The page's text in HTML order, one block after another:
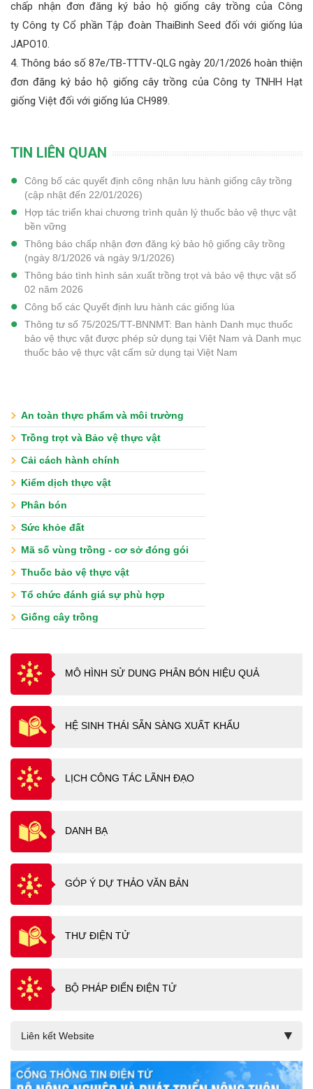
chấp nhận đơn đăng ký bảo hộ giống cây trồng của Công
ty Công ty Cổ phần Tập đoàn ThaiBinh Seed đối với giống lúa
JAPO10.
4. Thông báo số 87e/TB-TTTV-QLG ngày 20/1/2026 hoàn thiện
đơn đăng ký bảo hộ giống cây trồng của Công ty TNHH Hạt
giống Việt đối với giống lúa CH989.
TIN LIÊN QUAN
Công bố các quyết định công nhận lưu hành giống cây trồng
(cập nhật đến 22/01/2026)
Hợp tác triển khai chương trình quản lý thuốc bảo vệ thực vật
bền vững
Thông báo chấp nhận đơn đăng ký bảo hộ giống cây trồng
(ngày 8/1/2026 và ngày 9/1/2026)
Thông báo tình hình sản xuất trồng trọt và bảo vệ thực vật số
02 năm 2026
Công bố các Quyết định lưu hành các giống lúa
Thông tư số 75/2025/TT-BNNMT: Ban hành Danh mục thuốc
bảo vệ thực vật được phép sử dụng tại Việt Nam và Danh mục
thuốc bảo vệ thực vật cấm sử dụng tại Việt Nam
An toàn thực phẩm và môi trường
Trồng trọt và Bảo vệ thực vật
Cải cách hành chính
Kiểm dịch thực vật
Phân bón
Sức khỏe đất
Mã số vùng trồng - cơ sở đóng gói
Thuốc bảo vệ thực vật
Tổ chức đánh giá sự phù hợp
Giống cây trồng
MÔ HÌNH SỬ DUNG PHÂN BÓN HIỆU QUẢ
HỆ SINH THÁI SẴN SÀNG XUẤT KHẨU
LỊCH CÔNG TÁC LÃNH ĐẠO
DANH BẠ
GÓP Ý DỰ THẢO VĂN BẢN
THƯ ĐIỆN TỬ
BỘ PHÁP ĐIỂN ĐIỆN TỬ